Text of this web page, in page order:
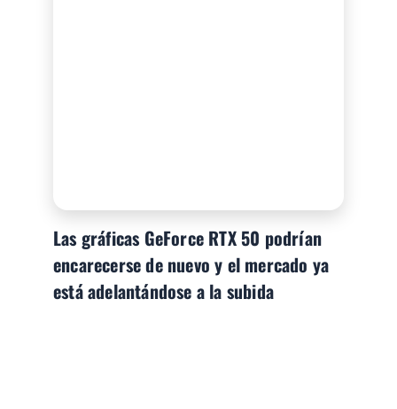
Las gráficas GeForce RTX 50 podrían
encarecerse de nuevo y el mercado ya
está adelantándose a la subida